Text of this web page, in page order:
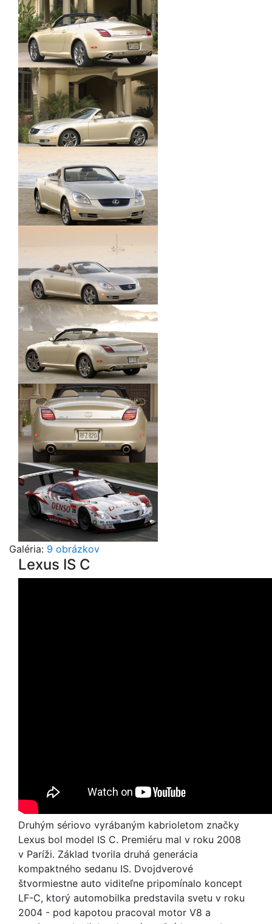
Galéria: 9 obrázkov
Lexus IS C
Druhým sériovo vyrábaným kabrioletom značky
Lexus bol model IS C. Premiéru mal v roku 2008
v Paríži. Základ tvorila druhá generácia
kompaktného sedanu IS. Dvojdverové
štvormiestne auto viditeľne pripomínalo koncept
LF-C, ktorý automobilka predstavila svetu v roku
2004 - pod kapotou pracoval motor V8 a